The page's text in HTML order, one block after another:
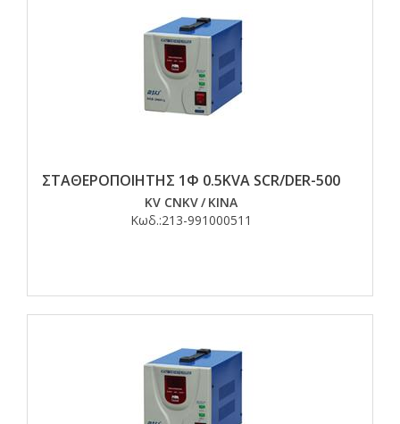
ΣΤΑΘΕΡΟΠΟΙΗΤΗΣ 1Φ 0.5KVA SCR/DER-500
KV CNKV/ ΚΙΝΑ
Κωδ.:213-991000511